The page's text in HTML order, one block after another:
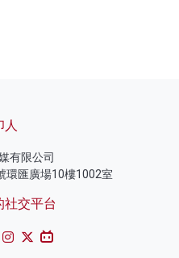
人
有限公司
環匯廣場10樓1002室
社交平台